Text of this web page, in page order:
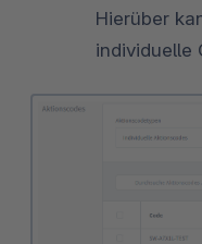
Hierüber
individuelle